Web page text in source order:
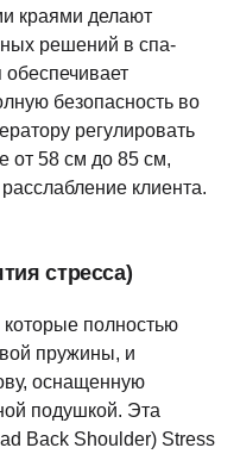
краями делают
решений в спа-
обеспечивает
безопасность во
регулировать
от 58 см до 85 см,
клиента.
стресса)
полностью
пружины, и
оснащенную
подушкой. Эта
Back Shoulder) Stress